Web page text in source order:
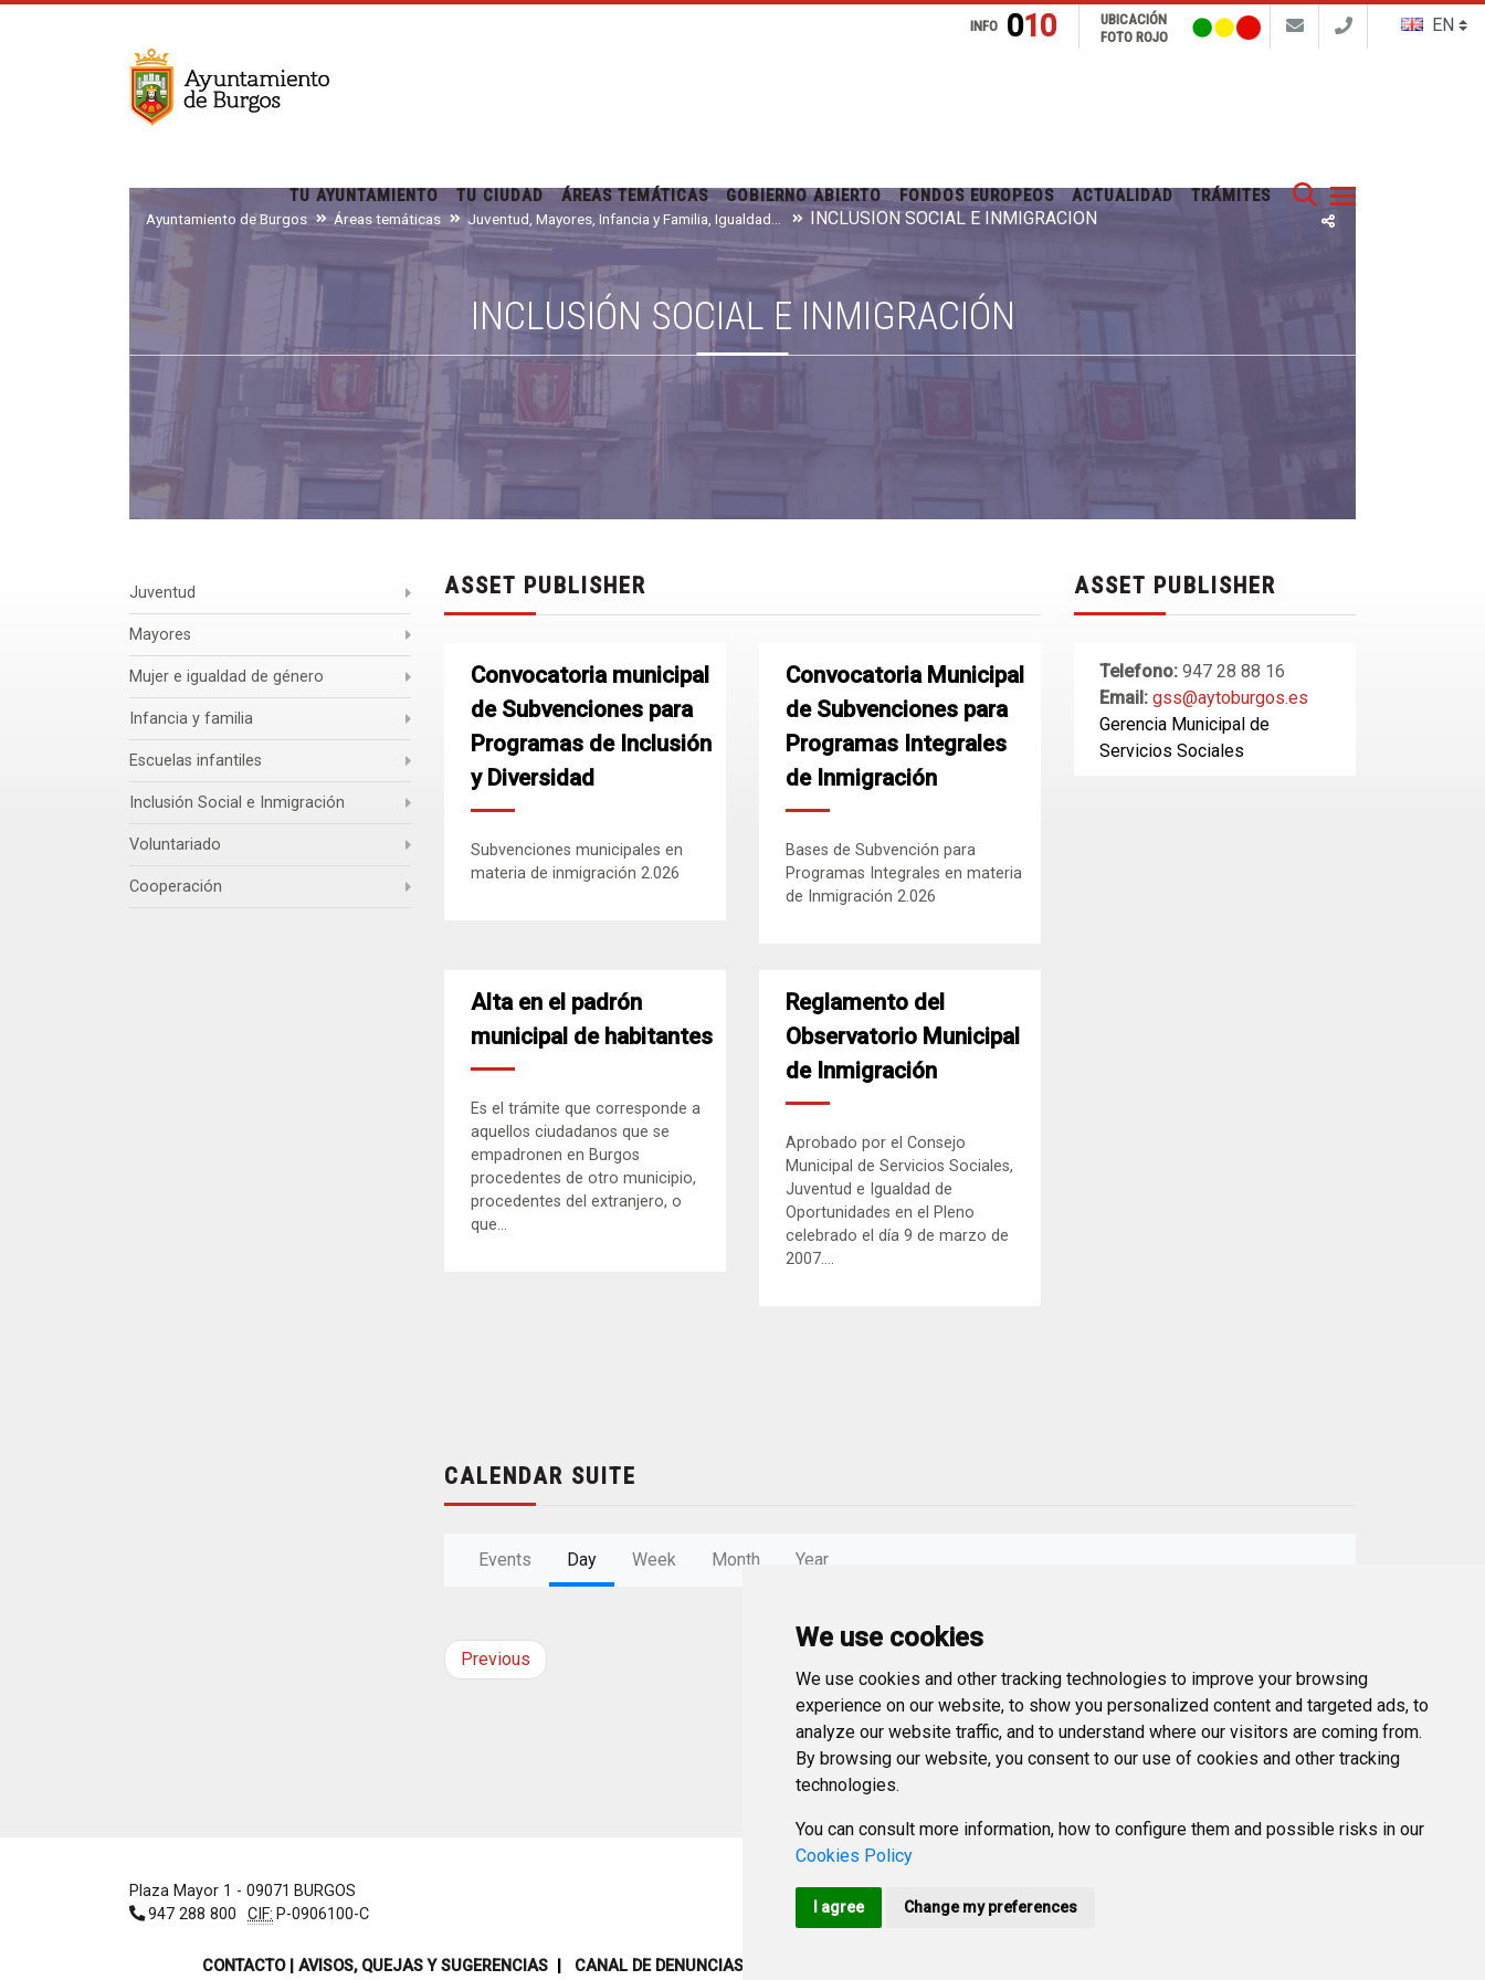
We use cookies
We use cookies and other tracking technologies to improve your browsing
experience on our website, to show you personalized content and targeted ads, to
analyze our website traffic, and to understand where our visitors are coming from.
By browsing our website, you consent to our use of cookies and other tracking
technologies.
You can consult more information, how to configure them and possible risks in our
Cookies Policy
I agree Change my preferences
Buscar
INFO 010
UBICACIÓN
FOTO ROJO
TU AYUNTAMIENTO TU CIUDAD ÁREAS TEMÁTICAS GOBIERNO ABIERTO FONDOS EUROPEOS ACTUALIDAD TRÁMITES
Ayuntamiento de Burgos Áreas temáticas INCLUSIÓN SOCIAL E INMIGRACIÓN
INCLUSIÓN SOCIAL E INMIGRACIÓN
Juventud
Mayores
Mujer e igualdad de género
Infancia y familia
Escuelas infantiles
Inclusión Social e Inmigración
Voluntariado
Cooperación
ASSET PUBLISHER
Convocatoria municipal
de Subvenciones para
Programas de Inclusión
y Diversidad
Subvenciones municipales en
materia de inmigración 2.026
Convocatoria Municipal
de Subvenciones para
Programas Integrales
de Inmigración
Bases de Subvención para
Programas Integrales en materia
de Inmigración 2.026
Alta en el padrón
municipal de habitantes
Es el trámite que corresponde a
aquellos ciudadanos que se
empadronen en Burgos
procedentes de otro municipio,
procedentes del extranjero, o
que...
Reglamento del
Observatorio Municipal
de Inmigración
Aprobado por el Consejo
Municipal de Servicios Sociales,
Juventud e Igualdad de
Oportunidades en el Pleno
celebrado el día 9 de marzo de
2007....
ASSET PUBLISHER
Telefono: 947 28 88 16
Email: gss@aytoburgos.es
Gerencia Municipal de
Servicios Sociales
CALENDAR SUITE
Events Day Week Month Year
Previous
Plaza Mayor 1 - 09071 BURGOS
947 288 800
CIF: P-0906100-C
CONTACTO | AVISOS, QUEJAS Y SUGERENCIAS CANAL DE DENUNCIAS